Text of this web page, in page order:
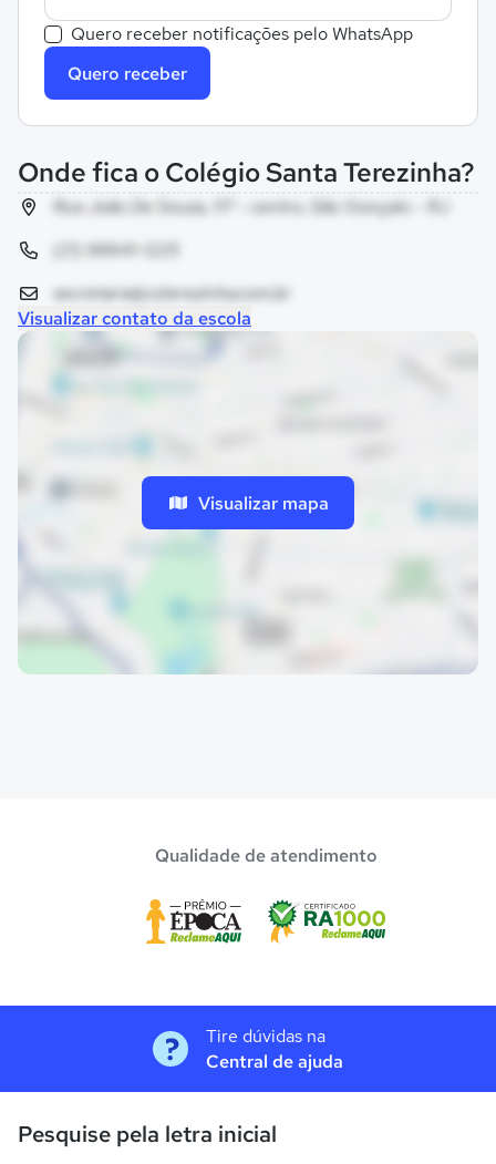
Quero receber notificações pelo WhatsApp
Quero receber
Onde fica o Colégio Santa Terezinha?
Rua João De Souza, 117 - centro, São Gonçalo - RJ
(21) 98641-1225
secretaria@csterezinha.com.br
Visualizar contato da escola
Visualizar mapa
Qualidade de atendimento
Tire dúvidas na
Central de ajuda
Pesquise pela letra inicial